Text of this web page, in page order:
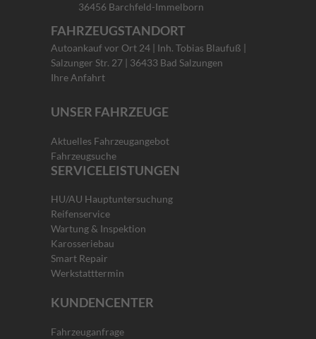
36456 Barchfeld-Immelborn
FAHRZEUGSTANDORT
Autoankauf vor Ort 24 | Inh. Tobias Blaufuß |
Salzunger Str. 27 | 36433 Bad Salzungen
Ihre Anfahrt
UNSER FAHRZEUGE
Aktuelles Fahrzeugangebot
Fahrzeugsuche
SERVICELEISTUNGEN
HU/AU Hauptuntersuchung
Reifenservice
Wartung & Inspektion
Karosseriebau
Smart Repair
Werkstatttermin
KUNDENCENTER
Fahrzeuganfrage